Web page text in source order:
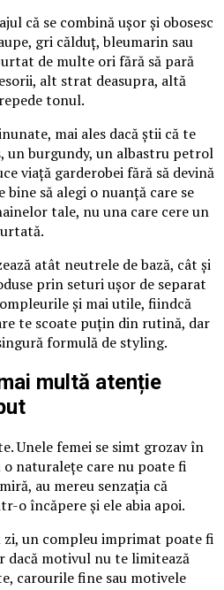
că se combină ușor și obosesc
gri călduț, bleumarin sau
de multe ori fără să pară
alt strat deasupra, altă
tonul.
mai ales dacă știi că te
un burgundy, un albastru petrol
viață garderobei fără să devină
să alegi o nuanță care se
tale, nu una care cere un
atât neutrele de bază, cât și
prin seturi ușor de separat
și mai utile, fiindcă
te scoate puțin din rutină, dar
formulă de styling.
multă atenție
Unele femei se simt grozav în
naturalețe care nu poate fi
au mereu senzația că
o încăpere și ele abia apoi.
zi, un compleu imprimat poate fi
dacă motivul nu te limitează
carourile fine sau motivele